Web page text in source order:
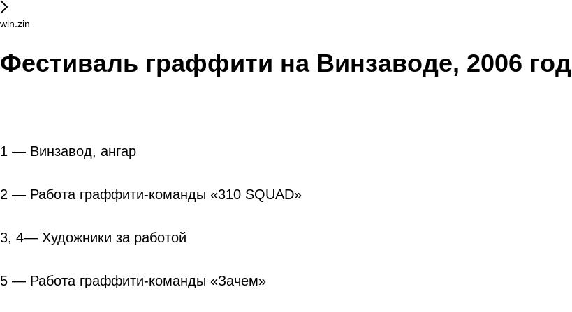
win.zin
Фестиваль граффити на Винзаводе, 2006 год
1 — Винзавод, ангар
2 — Работа граффити-команды «310 SQUAD»
3, 4— Художники за работой
5 — Работа граффити-команды «Зачем»